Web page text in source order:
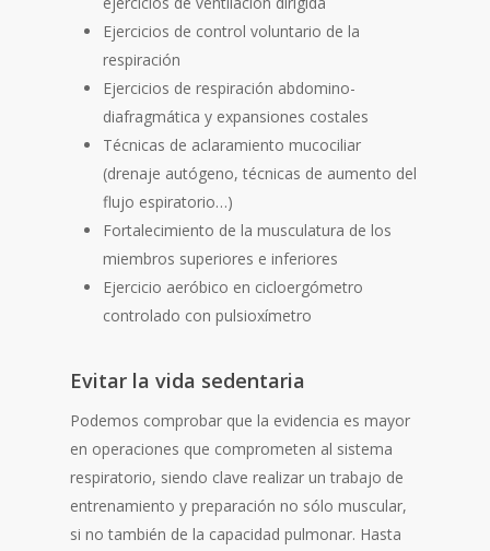
Ejercicios de control voluntario de la
respiración
Ejercicios de respiración abdomino-
diafragmática y expansiones costales
Técnicas de aclaramiento mucociliar
(drenaje autógeno, técnicas de aumento del
flujo espiratorio…)
Fortalecimiento de la musculatura de los
miembros superiores e inferiores
Ejercicio aeróbico en cicloergómetro
controlado con pulsioxímetro
Evitar la vida sedentaria
Podemos comprobar que la evidencia es mayor
en operaciones que comprometen al sistema
respiratorio, siendo clave realizar un trabajo de
entrenamiento y preparación no sólo muscular,
si no también de la capacidad pulmonar. Hasta